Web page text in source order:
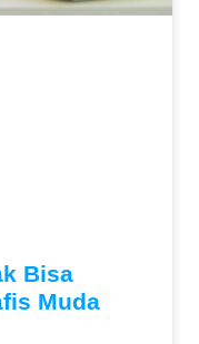
Bisa
Muda